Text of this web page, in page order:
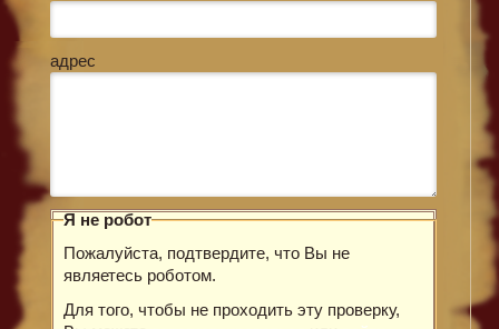
адрес
Я не робот
Пожалуйста, подтвердите, что Вы не
являетесь роботом.
Для того, чтобы не проходить эту проверку,